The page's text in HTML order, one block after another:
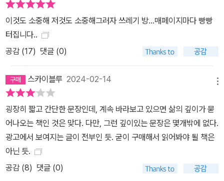
이것도 소중해 저것도 소중해그러자 쓰레기 방...매페이지마다 빵빵
터집니다..
공감 (17) 댓글 (0)
스카이블루 2024-02-14
굉장히 짧고 간단한 문장인데, 계속 바라보고 있으면 삶의 깊이가 묻
어나오는 책인 것은 맞다. 다만, 그런 깊이있는 문장은 몇개밖에 없다.
광고에서 보여지는 글이 전부인 듯. 굳이 구매해서 읽어봐야 될 책은
아닌 듯.
공감 (8) 댓글 (0)